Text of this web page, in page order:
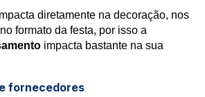
diretamente na decoração, nos
formato da festa, por isso a
impacta bastante na sua
fornecedores